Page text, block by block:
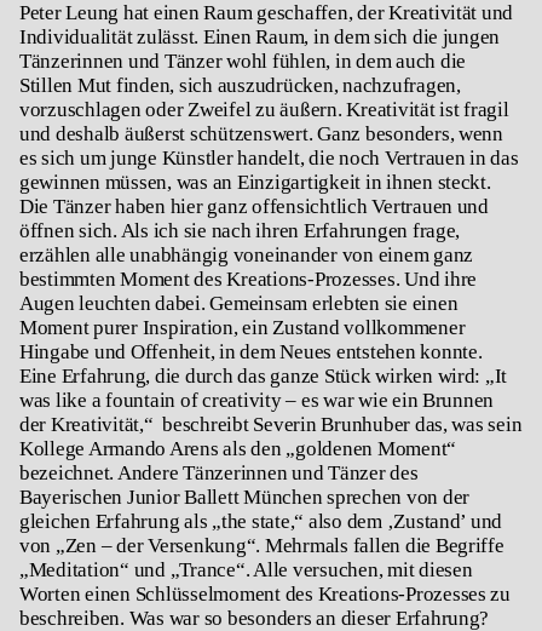
Peter Leung hat einen Raum geschaffen, der Kreativität und
Individualität zulässt. Einen Raum, in dem sich die jungen
Tänzerinnen und Tänzer wohl fühlen, in dem auch die
Stillen Mut finden, sich auszudrücken, nachzufragen,
vorzuschlagen oder Zweifel zu äußern. Kreativität ist fragil
und deshalb äußerst schützenswert. Ganz besonders, wenn
es sich um junge Künstler handelt, die noch Vertrauen in das
gewinnen müssen, was an Einzigartigkeit in ihnen steckt.
Die Tänzer haben hier ganz offensichtlich Vertrauen und
öffnen sich. Als ich sie nach ihren Erfahrungen frage,
erzählen alle unabhängig voneinander von einem ganz
bestimmten Moment des Kreations-Prozesses. Und ihre
Augen leuchten dabei. Gemeinsam erlebten sie einen
Moment purer Inspiration, ein Zustand vollkommener
Hingabe und Offenheit, in dem Neues entstehen konnte.
Eine Erfahrung, die durch das ganze Stück wirken wird: „It
was like a fountain of creativity – es war wie ein Brunnen
der Kreativität,“ beschreibt Severin Brunhuber das, was sein
Kollege Armando Arens als den „goldenen Moment“
bezeichnet. Andere Tänzerinnen und Tänzer des
Bayerischen Junior Ballett München sprechen von der
gleichen Erfahrung als „the state,“ also dem ‚Zustand’ und
von „Zen – der Versenkung“. Mehrmals fallen die Begriffe
„Meditation“ und „Trance“. Alle versuchen, mit diesen
Worten einen Schlüsselmoment des Kreations-Prozesses zu
beschreiben. Was war so besonders an dieser Erfahrung?